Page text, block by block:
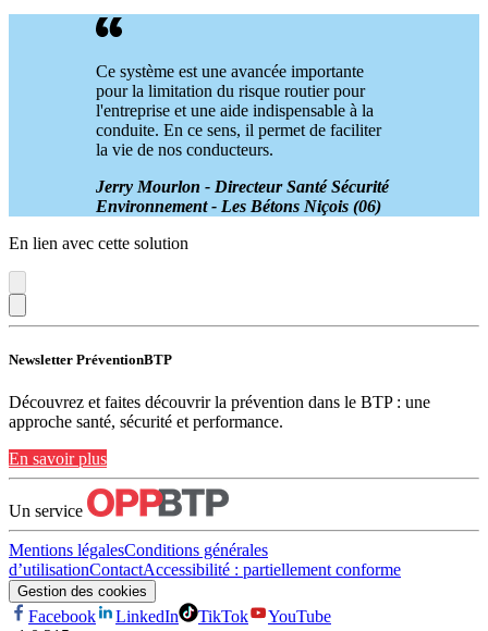
Ce système est une avancée importante
pour la limitation du risque routier pour
l'entreprise et une aide indispensable à la
conduite. En ce sens, il permet de faciliter
la vie de nos conducteurs.
Jerry Mourlon - Directeur Santé Sécurité
Environnement - Les Bétons Niçois (06)
En lien avec cette solution
Newsletter PréventionBTP
Découvrez et faites découvrir la prévention dans le BTP : une
approche santé, sécurité et performance.
En savoir plus
Un service
Mentions légalesConditions générales
d’utilisationContactAccessibilité : partiellement conforme
Gestion des cookies
Facebook LinkedIn TikTok
YouTube